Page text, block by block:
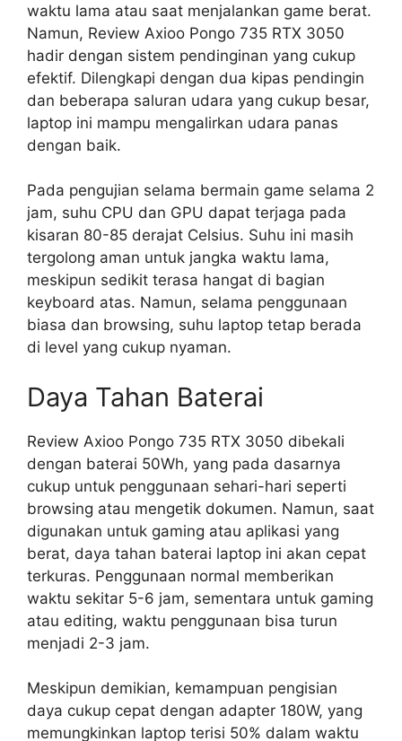
waktu lama atau saat menjalankan game berat.
Namun, Review Axioo Pongo 735 RTX 3050
hadir dengan sistem pendinginan yang cukup
efektif. Dilengkapi dengan dua kipas pendingin
dan beberapa saluran udara yang cukup besar,
laptop ini mampu mengalirkan udara panas
dengan baik.
Pada pengujian selama bermain game selama 2
jam, suhu CPU dan GPU dapat terjaga pada
kisaran 80-85 derajat Celsius. Suhu ini masih
tergolong aman untuk jangka waktu lama,
meskipun sedikit terasa hangat di bagian
keyboard atas. Namun, selama penggunaan
biasa dan browsing, suhu laptop tetap berada
di level yang cukup nyaman.
Daya Tahan Baterai
Review Axioo Pongo 735 RTX 3050 dibekali
dengan baterai 50Wh, yang pada dasarnya
cukup untuk penggunaan sehari-hari seperti
browsing atau mengetik dokumen. Namun, saat
digunakan untuk gaming atau aplikasi yang
berat, daya tahan baterai laptop ini akan cepat
terkuras. Penggunaan normal memberikan
waktu sekitar 5-6 jam, sementara untuk gaming
atau editing, waktu penggunaan bisa turun
menjadi 2-3 jam.
Meskipun demikian, kemampuan pengisian
daya cukup cepat dengan adapter 180W, yang
memungkinkan laptop terisi 50% dalam waktu